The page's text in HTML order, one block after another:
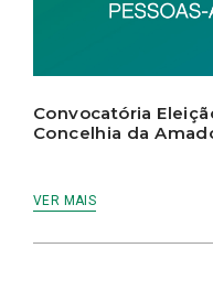
Convocatória
Concelhia da
VER MAIS